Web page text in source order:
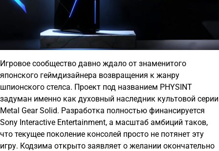
Игровое сообщество давно ждало от знаменитого
японского геймдизайнера возвращения к жанру
шпионского стелса. Проект под названием PHYSINT
задуман именно как духовный наследник культовой серии
Metal Gear Solid. Разработка полностью финансируется
Sony Interactive Entertainment, а масштаб амбиций таков,
что текущее поколение консолей просто не потянет эту
игру. Кодзима открыто заявляет о желании окончательно